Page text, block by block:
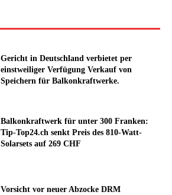
Gericht in Deutschland verbietet per
einstweiliger Verfügung Verkauf von
Speichern für Balkonkraftwerke.
Balkonkraftwerk für unter 300 Franken:
Tip-Top24.ch senkt Preis des 810-Watt-
Solarsets auf 269 CHF
Vorsicht vor neuer Abzocke DRM